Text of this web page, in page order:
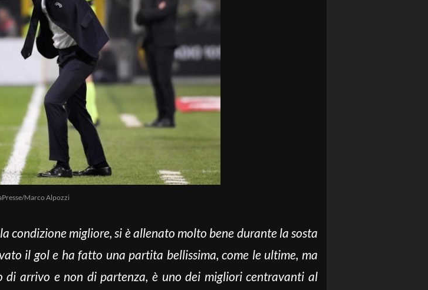
Marco Alpozzi
condizione migliore, si è allenato molto bene durante la sosta
il gol e ha fatto una partita bellissima, come le ultime, ma
di arrivo e non di partenza, è uno dei migliori centravanti al